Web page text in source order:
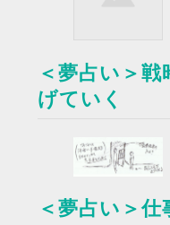
＜夢占い＞
げていく
＜夢占い＞